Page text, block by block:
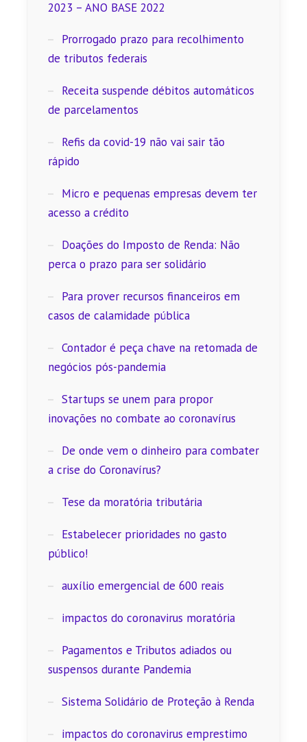
2023 – ANO BASE 2022
Prorrogado prazo para recolhimento
de tributos federais
Receita suspende débitos automáticos
de parcelamentos
Refis da covid-19 não vai sair tão
rápido
Micro e pequenas empresas devem ter
acesso a crédito
Doações do Imposto de Renda: Não
perca o prazo para ser solidário
Para prover recursos financeiros em
casos de calamidade pública
Contador é peça chave na retomada de
negócios pós-pandemia
Startups se unem para propor
inovações no combate ao coronavírus
De onde vem o dinheiro para combater
a crise do Coronavírus?
Tese da moratória tributária
Estabelecer prioridades no gasto
público!
auxílio emergencial de 600 reais
impactos do coronavirus moratória
Pagamentos e Tributos adiados ou
suspensos durante Pandemia
Sistema Solidário de Proteção à Renda
impactos do coronavirus emprestimo